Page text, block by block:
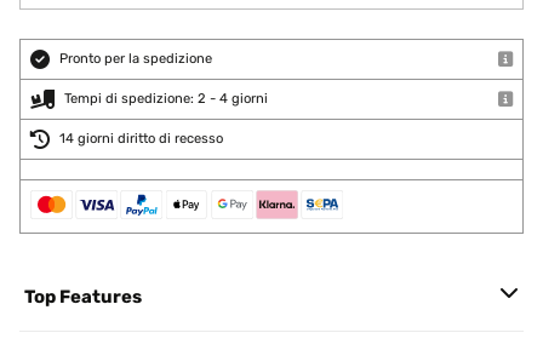
Pronto per la spedizione
Tempi di spedizione: 2 - 4 giorni
14 giorni diritto di recesso
Top Features